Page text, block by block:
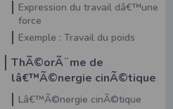
Expression du travail dâ€™une
force
Exemple : Travail du poids
ThÃ©orÃ¨me de
lâ€™Ã©nergie cinÃ©tique
Lâ€™Ã©nergie cinÃ©tique